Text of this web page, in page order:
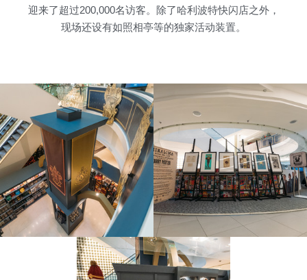
迎来了超过200,000名访客。除了哈利波特快闪店之外，
现场还设有如照相亭等的独家活动装置。